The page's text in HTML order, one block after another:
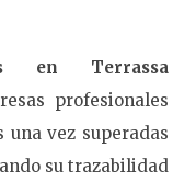
en Terrassa
profesionales
una vez superadas
su trazabilidad